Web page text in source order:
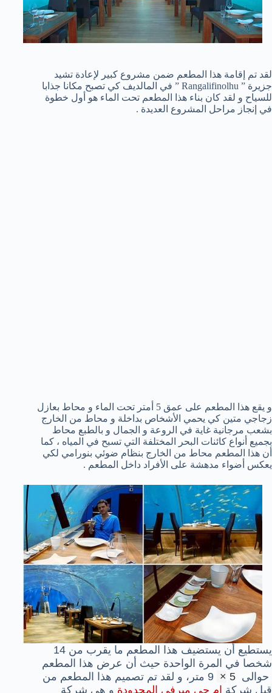
لقد تم إقامة هذا المطعم ضمن مشروع كبير لإعادة تشيد
جزيرة ” Rangalifinolhu ” في المالديف كي تصبح مكانا جذابا
للسياح و لقد كان بناء هذا المطعم تحت الماء هو أول خطوة
في إنجاز مراحل المشروع العديدة .
و يقع هذا المطعم على عمق 5 أمتر تحت الماء و محاط بعازل
زجاجي متين كي يحمي الأشخاص بداخلة و محاط من الخارج
بشعب مرجانية غاية في الروعة و الجمال و بالطبع محاط
بجميع أنواع كائنات البحر المختلفة التي تسبح في المياه ، كما
أن هذا المطعم محاط من الخارج بنظام ضوئي بنورامي لكي
يعكس أضواء مدهشة على الأفراد داخل المطعم .
يستطيع أن يستضيف هذا المطعم ما يقرب من 14
شخصا في المرة الواحدة حيث أن عرض هذا المطعم
حوالى
×
و لقد تم تصميم هذا المطعم من
قبل شركة م جي ميرفي المحدودة و هي شركة